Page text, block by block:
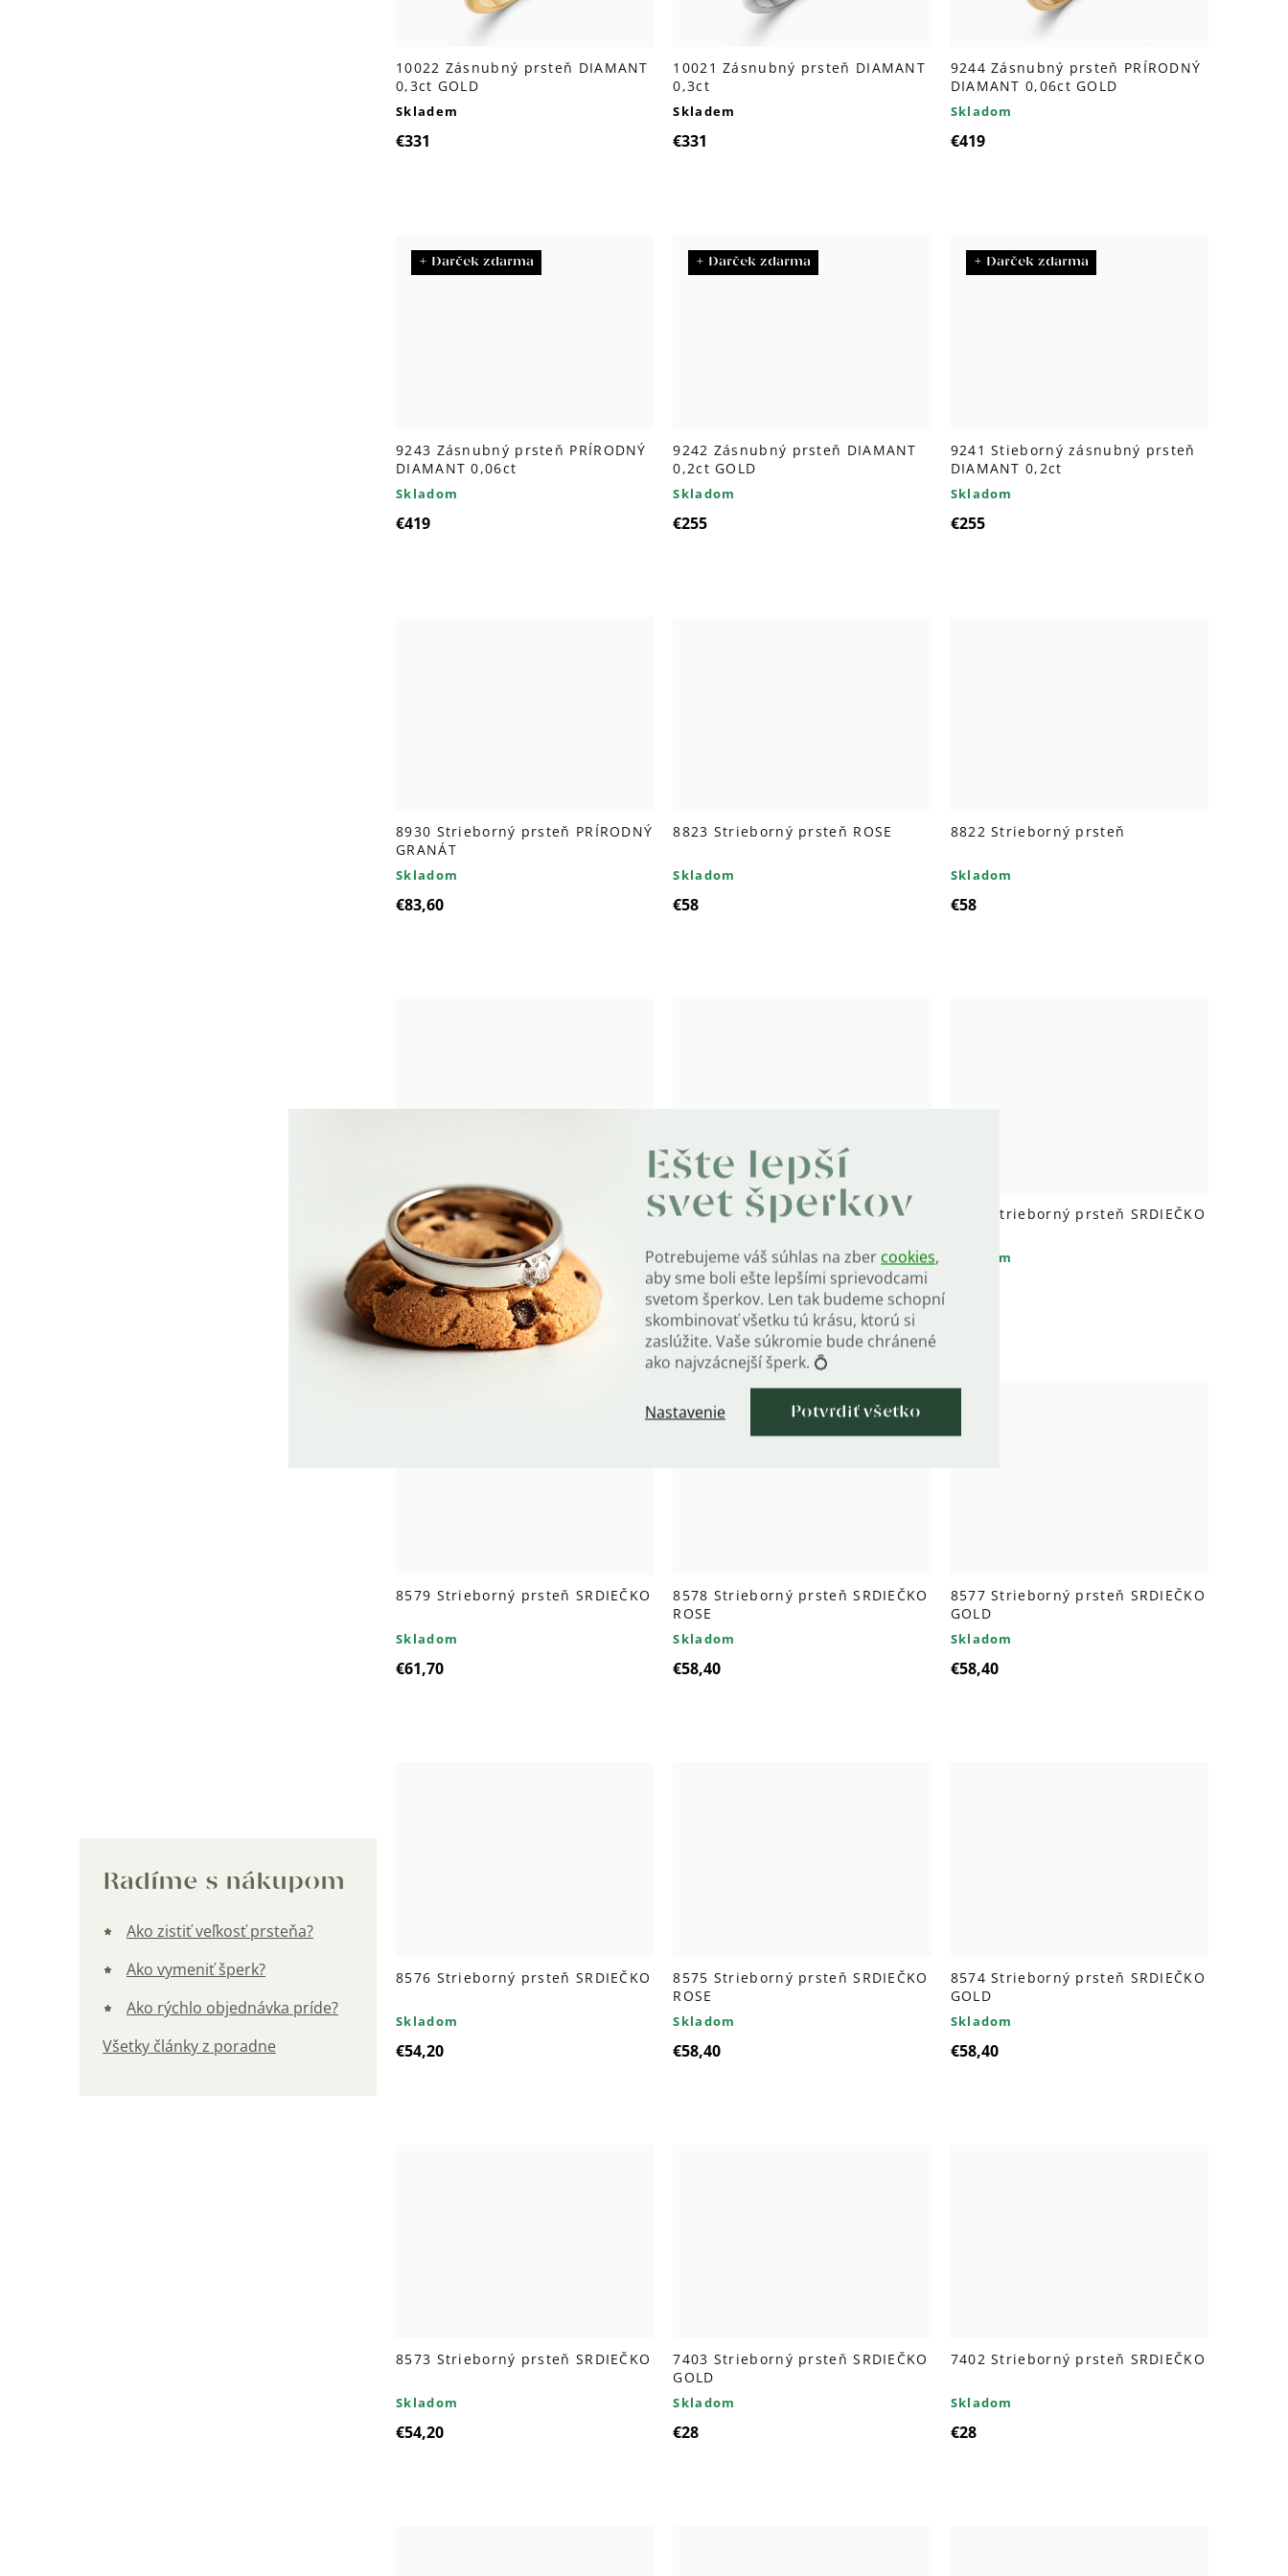
Ešte lepší
svet šperkov
Potrebujeme váš súhlas na zber cookies,
aby sme boli ešte lepšími sprievodcami
svetom šperkov. Len tak budeme schopní
skombinovať všetku tú krásu, ktorú si
zaslúžite. Vaše súkromie bude chránené
ako najvzácnejší šperk. 💍
Nastavenie Potvrdiť všetko
Radíme s nákupom
Ako zistiť veľkosť prsteňa?
Ako vymeniť šperk?
Ako rýchlo objednávka príde?
Všetky články z poradne
10022 Zásnubný prsteň DIAMANT
0,3ct GOLD
Skladem
€331
10021 Zásnubný prsteň DIAMANT
0,3ct
Skladem
€331
9244 Zásnubný prsteň PRÍRODNÝ
DIAMANT 0,06ct GOLD
Skladom
€419
+ Darček zdarma
9243 Zásnubný prsteň PRÍRODNÝ
DIAMANT 0,06ct
Skladom
€419
+ Darček zdarma
9242 Zásnubný prsteň DIAMANT
0,2ct GOLD
Skladom
€255
+ Darček zdarma
9241 Stieborný zásnubný prsteň
DIAMANT 0,2ct
Skladom
€255
8930 Strieborný prsteň PRÍRODNÝ
GRANÁT
Skladom
€83,60
8823 Strieborný prsteň ROSE
Skladom
€58
8822 Strieborný prsteň
Skladom
€58
8821 Strieborný prsteň GOLD
Skladom
€58
8581 Strieborný prsteň SRDIEČKO
Skladom
€62,60
8580 Strieborný prsteň SRDIEČKO
Skladom
8579 Strieborný prsteň SRDIEČKO
Skladom
€61,70
8578 Strieborný prsteň SRDIEČKO
ROSE
Skladom
€58,40
8577 Strieborný prsteň SRDIEČKO
GOLD
Skladom
€58,40
8576 Strieborný prsteň SRDIEČKO
Skladom
€54,20
8575 Strieborný prsteň SRDIEČKO
ROSE
Skladom
€58,40
8574 Strieborný prsteň SRDIEČKO
GOLD
Skladom
€58,40
8573 Strieborný prsteň SRDIEČKO
Skladom
€54,20
7403 Strieborný prsteň SRDIEČKO
GOLD
Skladom
€28
7402 Strieborný prsteň SRDIEČKO
Skladom
€28